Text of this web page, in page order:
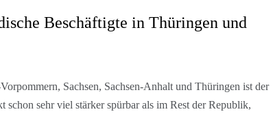
Beschäftigte in Thüringen und
Sachsen, Sachsen-Anhalt und Thüringen ist der
schon sehr viel stärker spürbar als im Rest der Republik,